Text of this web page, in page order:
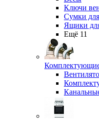
Ключи
Сумки
Ящики
Ещё 11